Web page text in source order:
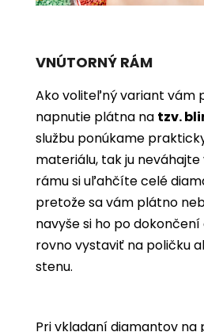
VNÚTORNÝ RÁM
Ako voliteľný variant vám
napnutie plátna na tzv.
službu ponúkame
materiálu, tak ju
rámu si uľahčíte celé
pretože sa vám plátno
navyše si ho po
rovno vystaviť na poličku
stenu.
Pri vkladaní diamantov